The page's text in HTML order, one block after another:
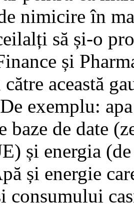
nimicire în
să și-o
și
această
exemplu:
baze de date
și energia
și energie
consumului